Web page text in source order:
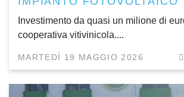
Investimento da quasi un milione di
cooperativa vitivinicola....
MARTEDÌ 19 MAGGIO 2026